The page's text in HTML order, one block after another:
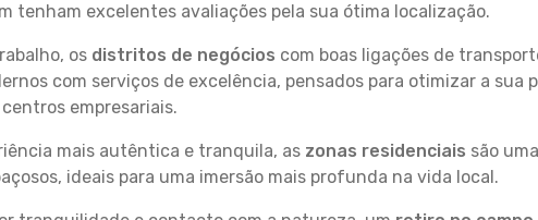
tenham excelentes avaliações pela sua ótima localização.
os distritos de negócios com boas ligações de
com serviços de excelência, pensados para otimizar a
empresariais.
mais autêntica e tranquila, as zonas residenciais são
ideais para uma imersão mais profunda na vida local.